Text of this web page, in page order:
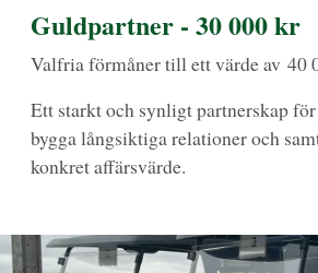
Guldpartner - 30 000 kr
Valfria förmåner till ett värde av 40
Ett starkt och synligt partnerskap
bygga långsiktiga relationer och
konkret affärsvärde.